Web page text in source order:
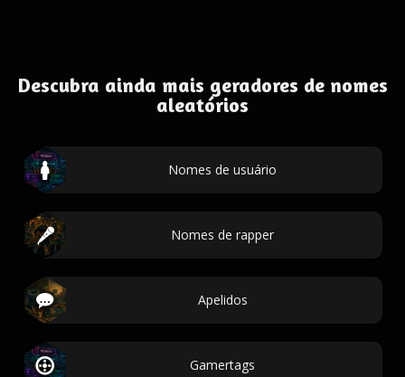
Descubra ainda mais geradores de nomes
aleatórios
Nomes de usuário
Nomes de rapper
Apelidos
Gamertags